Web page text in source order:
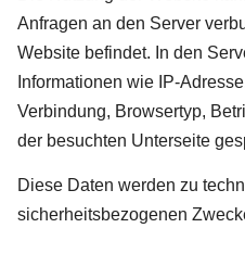
Anfragen an den Server
Website befindet. In den
Informationen wie IP-
Verbindung, Browsertyp,
der besuchten Unterseite
Diese Daten werden zu
sicherheitsbezogenen